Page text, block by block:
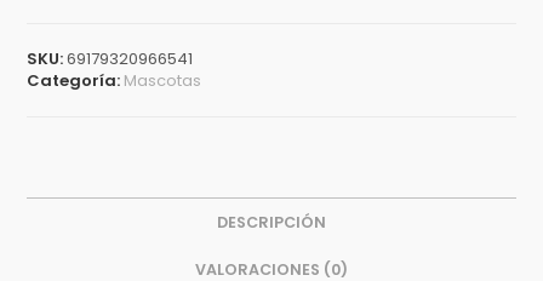
SKU:69179320966541
Categoría: Mascotas
DESCRIPCIÓN
VALORACIONES (0)